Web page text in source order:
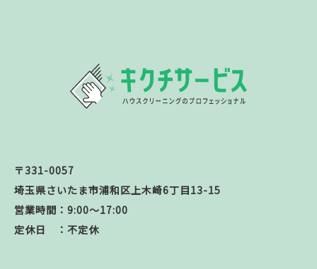
〒331-0057
埼玉県さいたま市浦和区上木崎6丁目13-15
営業時間：9:00～17:00
定休日 ：不定休